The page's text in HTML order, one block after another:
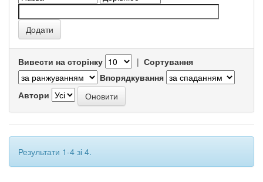
Вивести на сторінку | Сортування
Впорядкування
Автори
Результати 1-4 зі 4.